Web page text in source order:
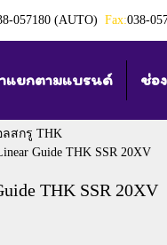
057180 (AUTO) Fax:038-
แยกตามแบรนด์ ช่อ
สกรู THK
Guide THK SSR 20XV
THK SSR 20XV